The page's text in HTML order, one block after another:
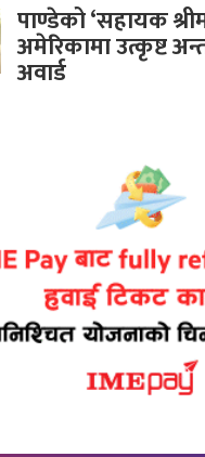
पाण्डेको ‘सहायक
अमेरिकामा उत्कृष्ट
अवार्ड